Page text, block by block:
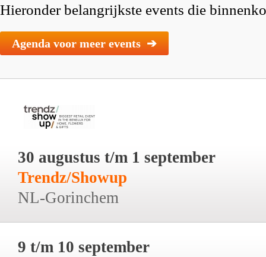
Hieronder belangrijkste events die
Agenda voor meer events ➔
30 augustus t/m 1 september
Trendz/Showup
NL-Gorinchem
9 t/m 10 september